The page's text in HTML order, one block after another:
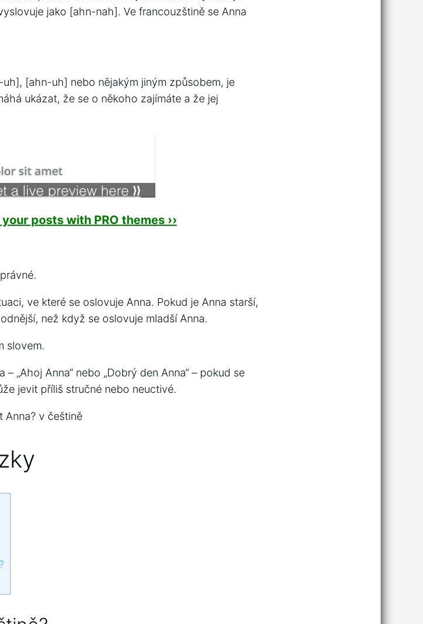
jako [ahn-nah]. Ve francouzštině se Anna
[ahn-uh] nebo nějakým jiným způsobem, je
ukázat, že se o někoho zajímáte a že jej
posts with PRO themes ››
ve které se oslovuje Anna. Pokud je Anna starší,
než když se oslovuje mladší Anna.
slovem.
„Ahoj Anna“ nebo „Dobrý den Anna“ – pokud se
jevit příliš stručné nebo neuctivé.
Anna? v češtině